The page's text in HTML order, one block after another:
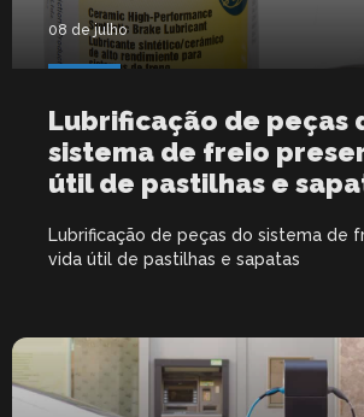
08 de julho
Lubrificação de peças
sistema de freio
útil de pastilhas e
Lubrificação de peças do sistema de
vida útil de pastilhas e sapatas